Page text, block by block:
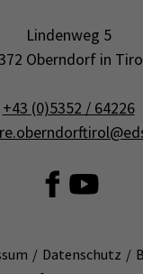
Lindenweg 5
Oberndorf in
+43 (0)5352 / 64226
Datenschutz